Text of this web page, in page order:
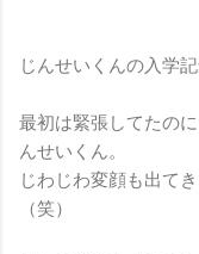
じんせいくんの入学記
最初は緊張してたの
んせいくん。
じわじわ変顔も出て
（笑）